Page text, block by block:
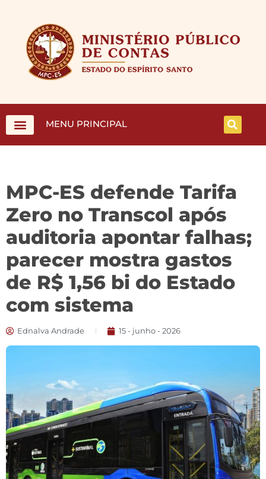
MENU PRINCIPAL
MPC-ES defende Tarifa
Zero no Transcol após
auditoria apontar falhas;
parecer mostra gastos
de R$ 1,56 bi do Estado
com sistema
Ednalva Andrade 15 - junho - 2026